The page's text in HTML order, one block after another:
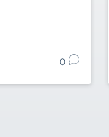
0